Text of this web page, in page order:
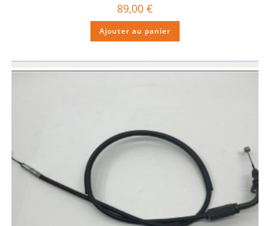
89,00 €
Ajouter au panier